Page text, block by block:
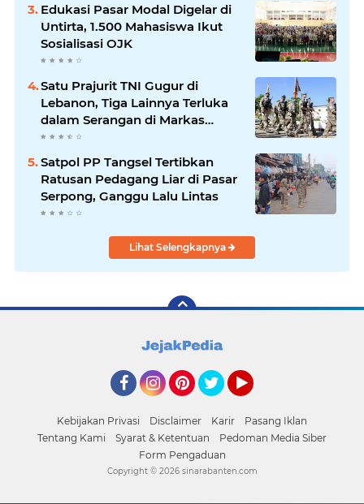
Edukasi Pasar Modal Digelar di
Untirta, 1.500 Mahasiswa Ikut
Sosialisasi OJK
Satu Prajurit TNI Gugur di
Lebanon, Tiga Lainnya Terluka
dalam Serangan di Markas
UNIFIL
Satpol PP Tangsel Tertibkan
Ratusan Pedagang Liar di Pasar
Serpong, Ganggu Lalu Lintas
Lihat Selengkapnya
Kebijakan Privasi Disclaimer Karir
Pasang Iklan
Tentang Kami
Syarat & Ketentuan
Pedoman Media Siber
Form Pengaduan
Copyright © 2026 sinarabanten.com